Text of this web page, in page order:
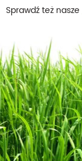
Sprawdź też nasze